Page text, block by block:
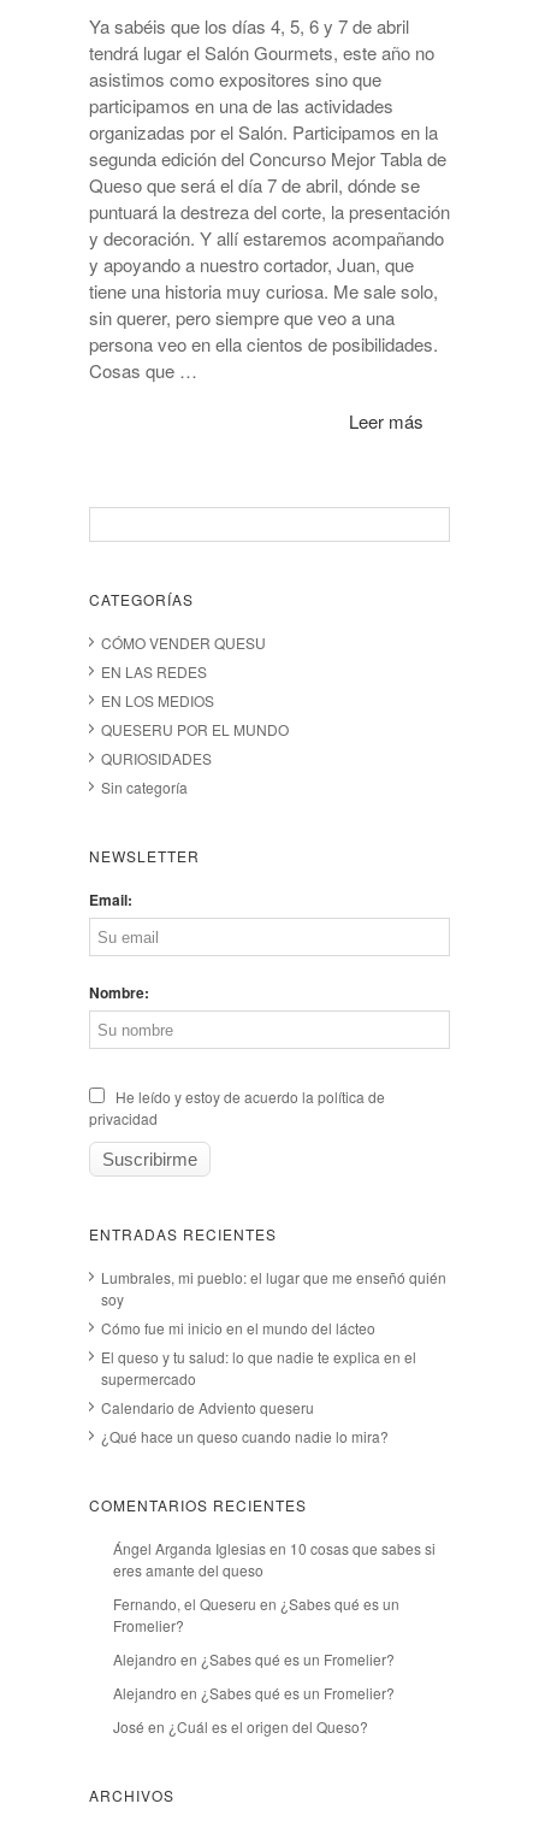
Ya sabéis que los días 4, 5, 6 y 7 de abril
tendrá lugar el Salón Gourmets, este año no
asistimos como expositores sino que
participamos en una de las actividades
organizadas por el Salón. Participamos en la
segunda edición del Concurso Mejor Tabla de
Queso que será el día 7 de abril, dónde se
puntuará la destreza del corte, la presentación
y decoración. Y allí estaremos acompañando
y apoyando a nuestro cortador, Juan, que
tiene una historia muy curiosa. Me sale solo,
sin querer, pero siempre que veo a una
persona veo en ella cientos de posibilidades.
Cosas que …
Leer más
CATEGORÍAS
CÓMO VENDER QUESU
EN LAS REDES
EN LOS MEDIOS
QUESERU POR EL MUNDO
QURIOSIDADES
Sin categoría
NEWSLETTER
Email:
Nombre:
He leído y estoy de acuerdo la política de
privacidad
ENTRADAS RECIENTES
Lumbrales, mi pueblo: el lugar que me enseñó quién
soy
Cómo fue mi inicio en el mundo del lácteo
El queso y tu salud: lo que nadie te explica en el
supermercado
Calendario de Adviento queseru
¿Qué hace un queso cuando nadie lo mira?
COMENTARIOS RECIENTES
Ángel Arganda Iglesiasen 10 cosas que sabes si
eres amante del queso
Fernando, el Queseru en ¿Sabes qué es un
Fromelier?
Alejandro en ¿Sabes qué es un Fromelier?
Alejandro en ¿Sabes qué es un Fromelier?
José en ¿Cuál es el origen del Queso?
ARCHIVOS